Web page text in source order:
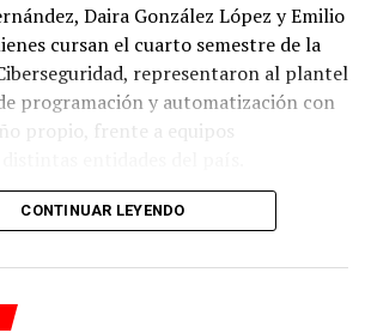
Daira González López y Emilio
cursan el cuarto semestre de la
representaron al plantel
programación y automatización con
propio, frente a equipos
por los jóvenes les permitió
fase de la competencia, que
5 y 6 de septiembre en Cancún,
CONTINUAR LEYENDO